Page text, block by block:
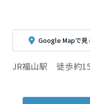
Google Mapで見
JR福山駅 徒歩約